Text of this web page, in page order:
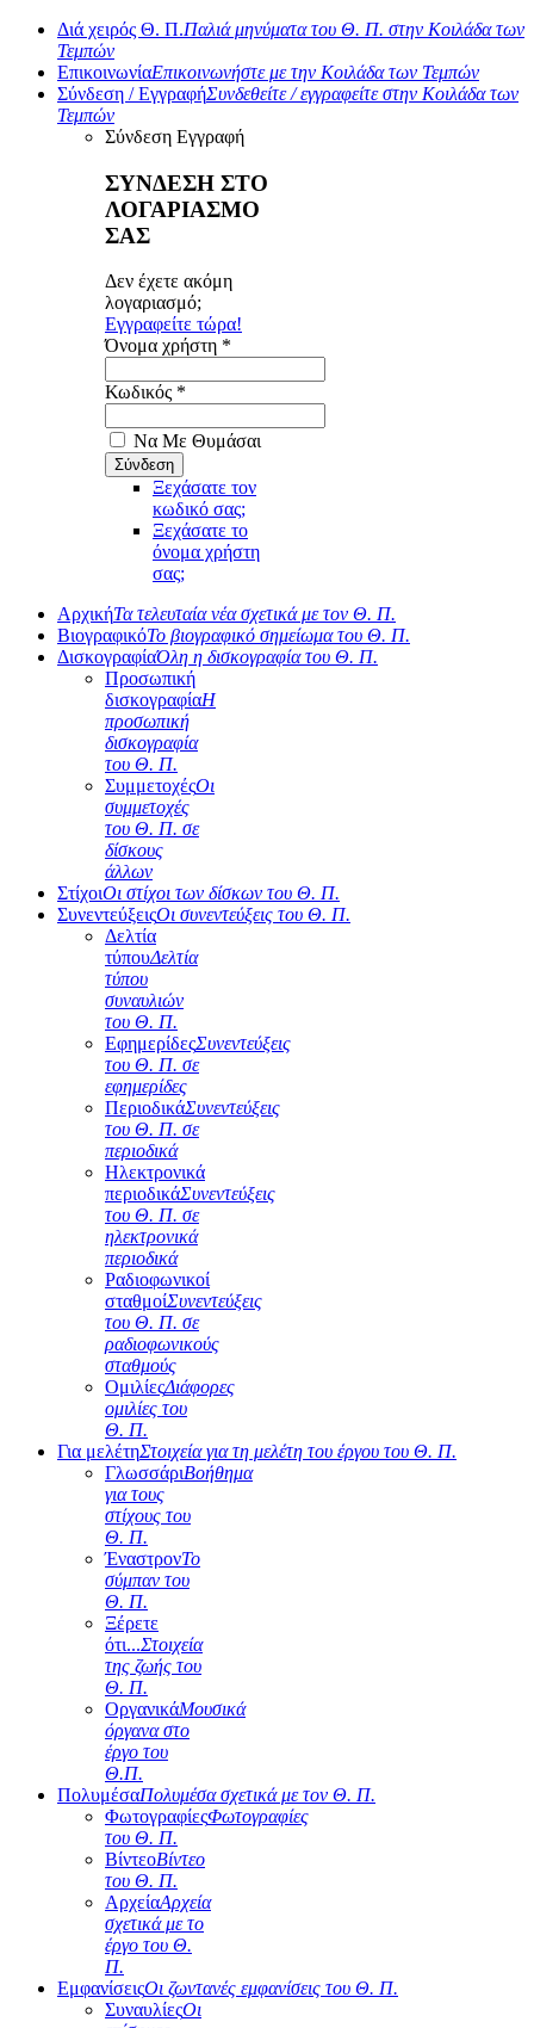
Διά χειρός Θ. Π.Παλιά μηνύματα του Θ. Π. στην Κοιλάδα των
Τεμπών
ΕπικοινωνίαΕπικοινωνήστε με την Κοιλάδα των Τεμπών
Σύνδεση / ΕγγραφήΣυνδεθείτε / εγγραφείτε στην Κοιλάδα των
Τεμπών
Σύνδεση Εγγραφή
ΣΥΝΔΕΣΗ ΣΤΟ
ΛΟΓΑΡΙΑΣΜΟ
ΣΑΣ
Δεν έχετε ακόμη
λογαριασμό;
Εγγραφείτε τώρα!
Όνομα χρήστη *
Κωδικός *
Να Με Θυμάσαι
Ξεχάσατε τον
κωδικό σας;
Ξεχάσατε το
όνομα χρήστη
σας;
ΑρχικήΤα τελευταία νέα σχετικά με τον Θ. Π.
ΒιογραφικόΤο βιογραφικό σημείωμα του Θ. Π.
ΔισκογραφίαΌλη η δισκογραφία του Θ. Π.
Προσωπική
δισκογραφίαΗ
προσωπική
δισκογραφία
του Θ. Π.
ΣυμμετοχέςΟι
συμμετοχές
του Θ. Π. σε
δίσκους
άλλων
ΣτίχοιΟι στίχοι των δίσκων του Θ. Π.
ΣυνεντεύξειςΟι συνεντεύξεις του Θ. Π.
Δελτία
τύπουΔελτία
τύπου
συναυλιών
του Θ. Π.
ΕφημερίδεςΣυνεντεύξεις
του Θ. Π. σε
εφημερίδες
ΠεριοδικάΣυνεντεύξεις
του Θ. Π. σε
περιοδικά
Ηλεκτρονικά
περιοδικάΣυνεντεύξεις
του Θ. Π. σε
ηλεκτρονικά
περιοδικά
Ραδιοφωνικοί
σταθμοίΣυνεντεύξεις
του Θ. Π. σε
ραδιοφωνικούς
σταθμούς
ΟμιλίεςΔιάφορες
ομιλίες του
Θ. Π.
Για μελέτηΣτοιχεία για τη μελέτη του έργου του Θ. Π.
ΓλωσσάριΒοήθημα
για τους
στίχους του
Θ. Π.
ΈναστρονΤο
σύμπαν του
Θ. Π.
Ξέρετε
ότι...Στοιχεία
της ζωής του
Θ. Π.
ΟργανικάΜουσικά
όργανα στο
έργο του
Θ.Π.
ΠολυμέσαΠολυμέσα σχετικά με τον Θ. Π.
ΦωτογραφίεςΦωτογραφίες
του Θ. Π.
ΒίντεοΒίντεο
του Θ. Π.
ΑρχείαΑρχεία
σχετικά με το
έργο του Θ.
Π.
ΕμφανίσειςΟι ζωντανές εμφανίσεις του Θ. Π.
ΣυναυλίεςΟι